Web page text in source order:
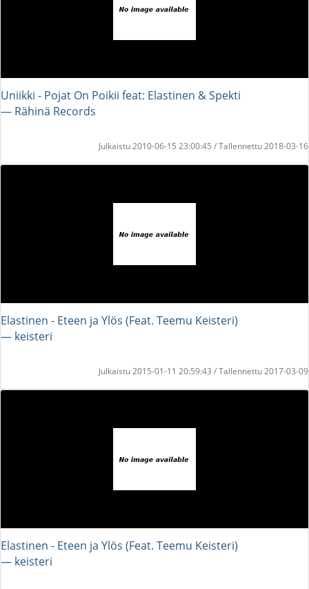
Uniikki - Pojat On Poikii feat: Elastinen & Spekti
― Rähinä Records
Julkaistu 2010-06-15 23:00:45 / Tallennettu 2018-03-16
Elastinen - Eteen ja Ylös (Feat. Teemu Keisteri)
― keisteri
Julkaistu 2015-01-11 20:59:43 / Tallennettu 2017-03-09
Elastinen - Eteen ja Ylös (Feat. Teemu Keisteri)
― keisteri